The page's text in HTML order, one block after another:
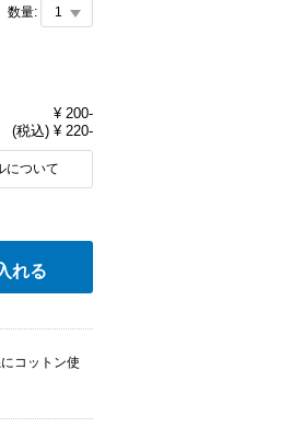
数量:
¥ 200-
(税込) ¥ 220-
について
れる
コットン使